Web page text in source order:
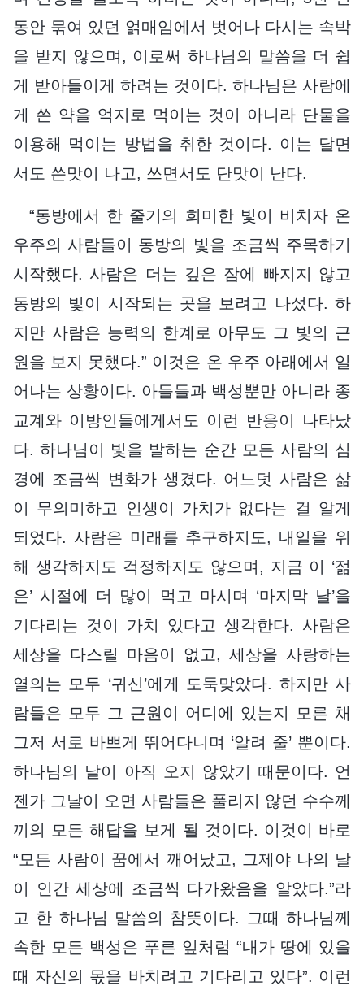
동안 묶여 있던 얽매임에서 벗어나 다시는 속박
을 받지 않으며, 이로써 하나님의 말씀을 더 쉽
게 받아들이게 하려는 것이다. 하나님은 사람에
게 쓴 약을 억지로 먹이는 것이 아니라 단물을
이용해 먹이는 방법을 취한 것이다. 이는 달면
서도 쓴맛이 나고, 쓰면서도 단맛이 난다.
“동방에서 한 줄기의 희미한 빛이 비치자 온
우주의 사람들이 동방의 빛을 조금씩 주목하기
시작했다. 사람은 더는 깊은 잠에 빠지지 않고
동방의 빛이 시작되는 곳을 보려고 나섰다. 하
지만 사람은 능력의 한계로 아무도 그 빛의 근
원을 보지 못했다.” 이것은 온 우주 아래에서 일
어나는 상황이다. 아들들과 백성뿐만 아니라 종
교계와 이방인들에게서도 이런 반응이 나타났
다. 하나님이 빛을 발하는 순간 모든 사람의 심
경에 조금씩 변화가 생겼다. 어느덧 사람은 삶
이 무의미하고 인생이 가치가 없다는 걸 알게
되었다. 사람은 미래를 추구하지도, 내일을 위
해 생각하지도 걱정하지도 않으며, 지금 이 ‘젊
은’ 시절에 더 많이 먹고 마시며 ‘마지막 날’을
기다리는 것이 가치 있다고 생각한다. 사람은
세상을 다스릴 마음이 없고, 세상을 사랑하는
열의는 모두 ‘귀신’에게 도둑맞았다. 하지만 사
람들은 모두 그 근원이 어디에 있는지 모른 채
그저 서로 바쁘게 뛰어다니며 ‘알려 줄’ 뿐이다.
하나님의 날이 아직 오지 않았기 때문이다. 언
젠가 그날이 오면 사람들은 풀리지 않던 수수께
끼의 모든 해답을 보게 될 것이다. 이것이 바로
“모든 사람이 꿈에서 깨어났고, 그제야 나의 날
이 인간 세상에 조금씩 다가왔음을 알았다.”라
고 한 하나님 말씀의 참뜻이다. 그때 하나님께
속한 모든 백성은 푸른 잎처럼 “내가 땅에 있을
때 자신의 몫을 바치려고 기다리고 있다”. 이런